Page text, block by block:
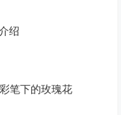
绍
笔下的玫瑰花